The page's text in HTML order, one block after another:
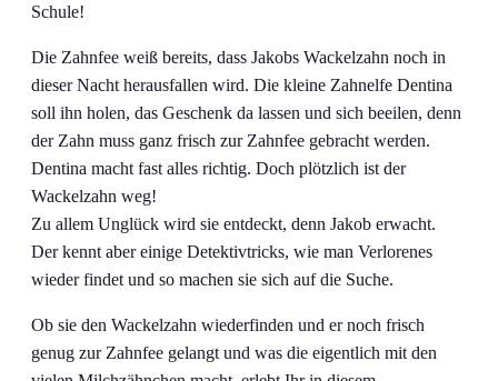
Schule!
Die Zahnfee weiß bereits, dass Jakobs Wackelzahn noch in
dieser Nacht herausfallen wird. Die kleine Zahnelfe Dentina
soll ihn holen, das Geschenk da lassen und sich beeilen, denn
der Zahn muss ganz frisch zur Zahnfee gebracht werden.
Dentina macht fast alles richtig. Doch plötzlich ist der
Wackelzahn weg!
Zu allem Unglück wird sie entdeckt, denn Jakob erwacht.
Der kennt aber einige Detektivtricks, wie man Verlorenes
wieder findet und so machen sie sich auf die Suche.
Ob sie den Wackelzahn wiederfinden und er noch frisch
genug zur Zahnfee gelangt und was die eigentlich mit den